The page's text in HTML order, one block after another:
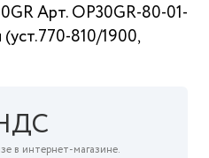
Арт. OP30GR-80-01-
810/1900,
в интернет-магазине.